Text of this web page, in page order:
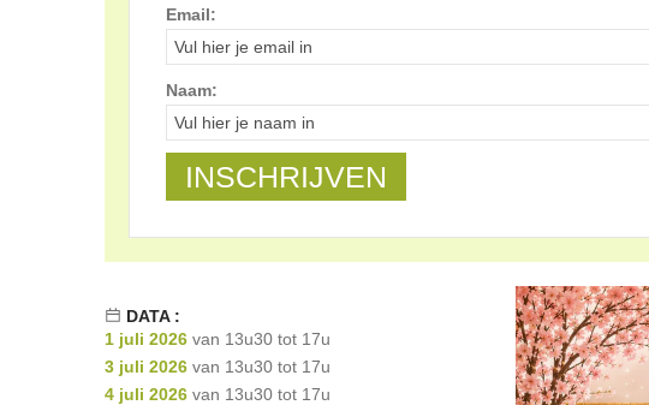
Email:
Naam:
DATA :
1 juli 2026 van 13u30 tot 17u
3 juli 2026 van 13u30 tot 17u
4 juli 2026 van 13u30 tot 17u